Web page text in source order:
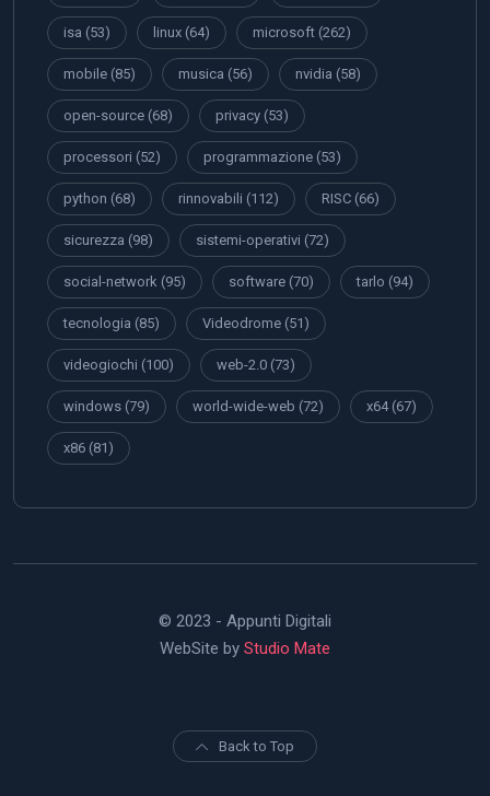
isa (53) linux (64) microsoft (262)
mobile (85) musica (56) nvidia (58)
open-source (68) privacy (53)
processori (52) programmazione (53)
python (68) rinnovabili (112) RISC (66)
sicurezza (98) sistemi-operativi (72)
social-network (95) software (70) tarlo (94)
tecnologia (85) Videodrome (51)
videogiochi (100) web-2.0 (73)
windows (79) world-wide-web (72) x64(67)
x86 (81)
© 2023 - Appunti Digitali
WebSite by Studio Mate
Back to Top